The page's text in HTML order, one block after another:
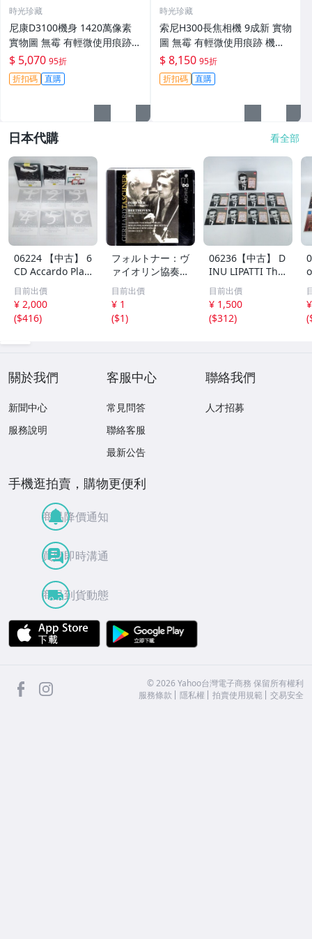
時光珍藏
尼康D3100機身 1420萬像素
實物圖 無霉 有輕微使用痕跡
機身原裝 無拆修無翻新 臨-34
3
$ 5,070 95折
折扣碼 直購
時光珍藏
索尼H300長焦相機 9成新 實物
圖 無霉 有輕微使用痕跡 機身
鏡頭原裝 無拆修無翻新-3430
$ 8,150 95折
折扣碼 直購
日本代購 看全部
06224 【中古】 6
CD Accardo Play
s Paganini Com
plete Recording
s サルヴァトー
レ・アッカルド
目前出價
¥ 2,000
($416)
フォルトナー：ヴ
ァイオリン協奏曲
ベートーヴェン：
ヴァイオリン協奏
曲 ゲルハルト・
タシュナー DG A
目前出價
¥ 1
($1)
06236【中古】 D
INU LIPATTI The
Master Pianist C
D 7枚組 動作確認
済み ディヌ・リ
パッティ クラシ
目前出價
¥ 1,500
($312)
(
關於我們
新聞中心
服務說明
客服中心
常見問答
聯絡客服
最新公告
聯絡我們
人才招募
手機逛拍賣，購物更便利
商品降價通知
買賣即時溝通
商品到貨動態
APP Store
facebook ©2026 Yahoo台灣電子商務 保留所有權利
服務條款
隱私權 拍賣使用規範 交易安全